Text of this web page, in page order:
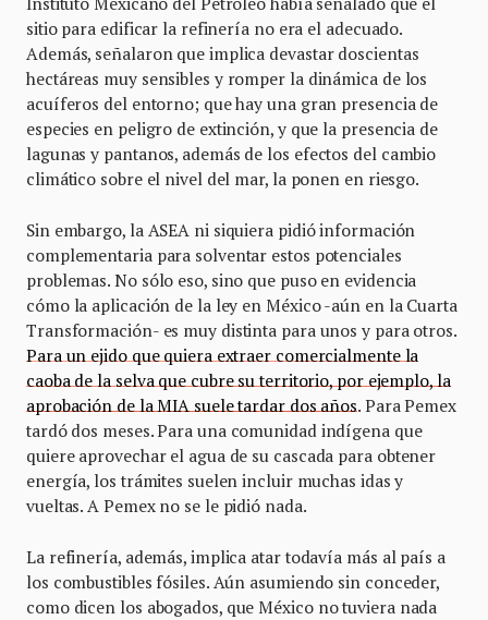
sitio para edificar la refinería no era el adecuado.
Además, señalaron que implica devastar doscientas
hectáreas muy sensibles y romper la dinámica de los
acuíferos del entorno; que hay una gran presencia de
especies en peligro de extinción, y que la presencia de
lagunas y pantanos, además de los efectos del cambio
climático sobre el nivel del mar, la ponen en riesgo.
Sin embargo, la ASEA ni siquiera pidió información
complementaria para solventar estos potenciales
problemas. No sólo eso, sino que puso en evidencia
cómo la aplicación de la ley en México -aún en la Cuarta
Transformación- es muy distinta para unos y para otros.
Para un ejido que quiera extraer comercialmente la
caoba de la selva que cubre su territorio, por ejemplo, la
aprobación de la MIA suele tardar dos años. Para Pemex
tardó dos meses. Para una comunidad indígena que
quiere aprovechar el agua de su cascada para obtener
energía, los trámites suelen incluir muchas idas y
vueltas. A Pemex no se le pidió nada.
La refinería, además, implica atar todavía más al país a
los combustibles fósiles. Aún asumiendo sin conceder,
como dicen los abogados, que México no tuviera nada